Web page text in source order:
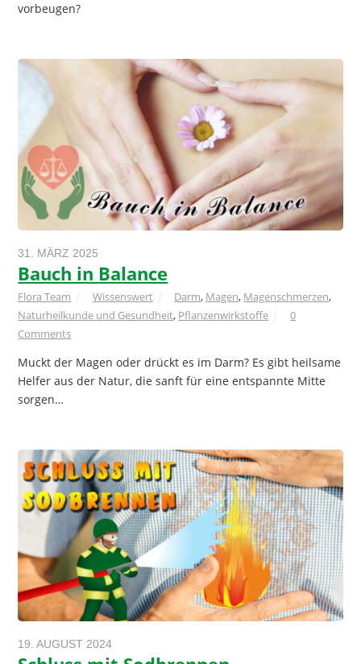
vorbeugen?
31. MÄRZ 2025
Bauch in Balance
Flora Team Wissenswert Darm, Magen, Magenschmerzen,
Naturheilkunde und Gesundheit, Pflanzenwirkstoffe
0
Comments
Muckt der Magen oder drückt es im Darm? Es gibt heilsame
Helfer aus der Natur, die sanft für eine entspannte Mitte
sorgen…
19. AUGUST 2024